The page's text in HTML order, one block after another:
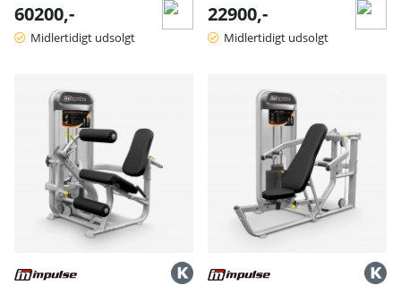
60200,-
Midlertidigt udsolgt
22900,-
Midlertidigt udsolgt